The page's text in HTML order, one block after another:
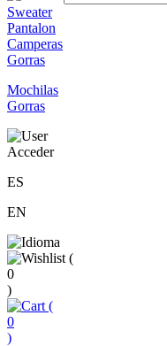
Sweater
Pantalon
Camperas
Gorras
Mochilas
Gorras
Acceder
ES
EN
(
0
)
(
0
)